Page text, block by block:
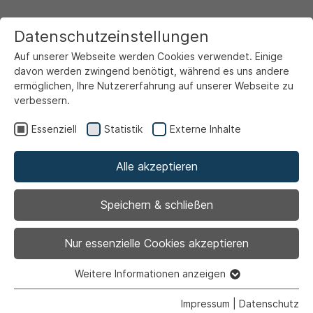
Partnerstädte
Bilder und Berichte
2007
Jubiläumsfeiern in Differdingen 2007
Redaktionelle Verantwortung:Redaktion
Stadtportal Ahlen
Impressum
Datenschutzeinstellungen
Auf unserer Webseite werden Cookies verwendet. Einige
davon werden zwingend benötigt, während es uns andere
ermöglichen, Ihre Nutzererfahrung auf unserer Webseite zu
verbessern.
Essenziell Statistik Externe Inhalte
Alle akzeptieren
Speichern & schließen
Nur essenzielle Cookies akzeptieren
Essenzielle Cookies werden für grundlegende Funktionen
Weitere Informationen anzeigen
Impressum Datenschutz